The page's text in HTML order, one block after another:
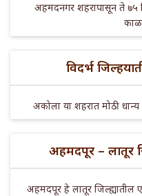
अहमदनगर शहरापासून ते
विदर्भ
अकोला या शहरात मोठी
अहमदपूर – लातूर
अहमदपूर हे लातूर